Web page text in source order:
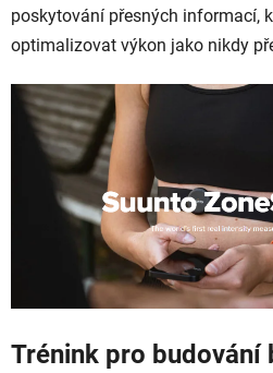
poskytování přesných informací,
optimalizovat výkon jako nikdy
Trénink pro budování